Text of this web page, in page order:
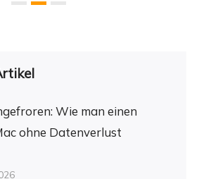
Wie man einen
ohne Datenverlust